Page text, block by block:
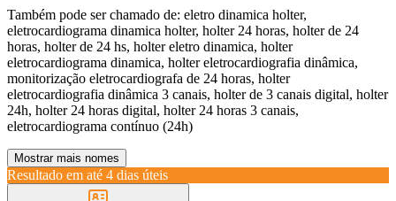
Também pode ser chamado de: eletro dinamica holter,
eletrocardiograma dinamica holter, holter 24 horas, holter de 24
horas, holter de 24 hs, holter eletro dinamica, holter
eletrocardiograma dinamica, holter eletrocardiografia dinâmica,
monitorização eletrocardiografa de 24 horas, holter
eletrocardiografia dinâmica 3 canais, holter de 3 canais digital, holter
24h, holter 24 horas digital, holter 24 horas 3 canais,
eletrocardiograma contínuo (24h)
Mostrar mais nomes
Resultado em até 4 dias úteis